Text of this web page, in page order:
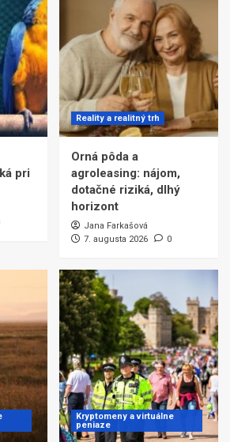
pri
Reality a realitný trh
Orná pôda a
agroleasing: nájom,
dotačné riziká, dlhý
horizont
Jana Farkašová
7. augusta 2026
0
Kryptomeny a virtuálne
peniaze